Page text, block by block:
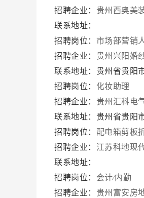
招聘企业： 贵州西奥美
联系地址：
招聘岗位： 市场部营销
招聘企业： 贵州兴阳婚
联系地址：贵州省贵阳
招聘岗位： 化妆助理
招聘企业： 贵州汇科电
联系地址：贵州省贵阳
招聘岗位： 配电箱剪板
招聘企业： 江苏科地现
联系地址：
招聘岗位： 会计∕内勤
招聘企业： 贵州富安房